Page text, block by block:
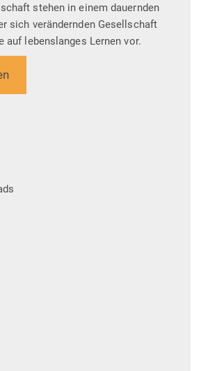
stehen in einem dauernden
sich verändernden Gesellschaft
auf lebenslanges Lernen vor.